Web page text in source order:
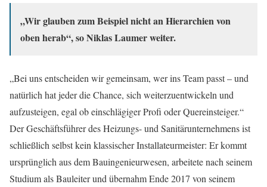
„Wir glauben zum Beispiel nicht an Hierarchien von
oben herab“, so Niklas Laumer weiter.
„Bei uns entscheiden wir gemeinsam, wer ins Team passt – und
natürlich hat jeder die Chance, sich weiterzuentwickeln und
aufzusteigen, egal ob einschlägiger Profi oder Quereinsteiger.“
Der Geschäftsführer des Heizungs- und Sanitärunternehmens ist
schließlich selbst kein klassischer Installateurmeister: Er kommt
ursprünglich aus dem Bauingenieurwesen, arbeitetenach seinem
Studiumals Bauleiter und übernahm Ende 2017 von seinem